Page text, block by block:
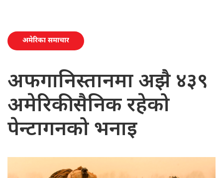
अमेरिका समाचार
अफगानिस्तानमा अझै ४३९
अमेरिकी सैनिक रहेको
पेन्टागनको भनाइ